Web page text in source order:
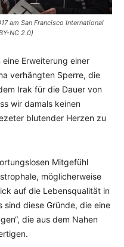
am San Francisco International
NC 2.0)
Erweiterung einer
verhängten Sperre, die
Irak für die Dauer von
wir damals keinen
blutender Herzen zu
Mitgefühl
möglicherweise
auf die Lebensqualität in
sind diese Gründe, die eine
die aus dem Nahen